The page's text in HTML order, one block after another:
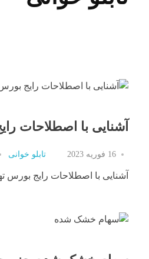
آشنایی با اصطلاحات
16 فوریه 2023 تابلو خوانی
آشنایی با اصطلاحات رایج بورس